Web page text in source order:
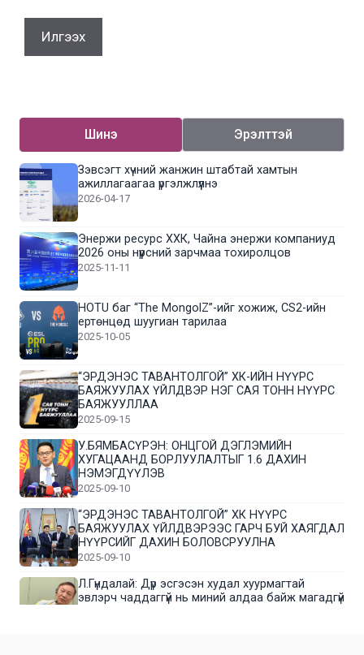
Шинэ Эрэлттэй
Зэвсэгт хүчний жанжин штабтай хамтын
ажиллагаагаа үргэлжлүүлнэ
2026-04-17
Энержи ресурс ХХК, Чайна энержи компаниуд
2026 оны нүүрсний зарчмаа тохиролцов
2025-11-11
HOTU баг “The MongolZ”-ийг хожиж, CS2-ийн
ертөнцөд шуугиан тарилаа
2025-10-05
“ЭРДЭНЭС ТАВАНТОЛГОЙ” ХК-ИЙН НҮҮРС
БАЯЖУУЛАХ ҮЙЛДВЭР НЭГ САЯ ТОНН НҮҮРС
БАЯЖУУЛЛАА
2025-09-15
У.БЯМБАСҮРЭН: ОНЦГОЙ ДЭГЛЭМИЙН
ХУГАЦААНД БОРЛУУЛАЛТЫГ 1.6 ДАХИН
НЭМЭГДҮҮЛЭВ
2025-09-10
“ЭРДЭНЭС ТАВАНТОЛГОЙ” ХК НҮҮРС
БАЯЖУУЛАХ ҮЙЛДВЭРЭЭС ГАРЧ БУЙ ХАЯГДАЛ
НҮҮРСИЙГ ДАХИН БОЛОВСРУУЛНА
2025-09-10
Л.Гүндалай: Дүр эсгэсэн худал хуурмагтай
эвлэрч чаддаггүй нь миний алдаа байж магадгүй